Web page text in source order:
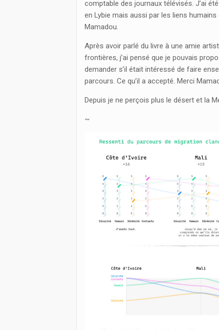
comptable des journaux télévisés. J’ai
en Lybie mais aussi par les liens
Mamadou.
Après avoir parlé du livre à une amie
frontières, j’ai pensé que je pouvais
demander s’il était intéressé de faire
parcours. Ce qu’il a accepté. Merci
Depuis je ne perçois plus le désert et la
~